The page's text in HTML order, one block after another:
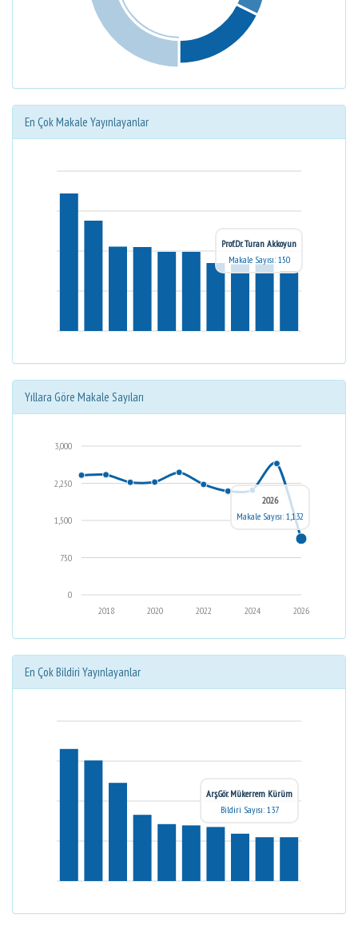
En Çok Makale Yayınlayanlar
Prof.Dr. Turan Akkoyun
Makale Sayısı: 150
Yıllara Göre Makale Sayıları
0
750
1,500
2,250
3,000
2026
2024
2022
2020
2018
2026
Makale Sayısı: 1,132
En Çok Bildiri Yayınlayanlar
Arş.Gör. Mükerrem Kürüm
Bildiri Sayısı: 137